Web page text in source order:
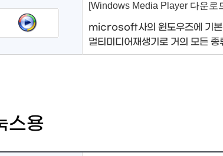
[Windows Media Player 다운로
microsoft사의 윈도우즈에 기본
멀티미디어재생기로 거의 모든
스용